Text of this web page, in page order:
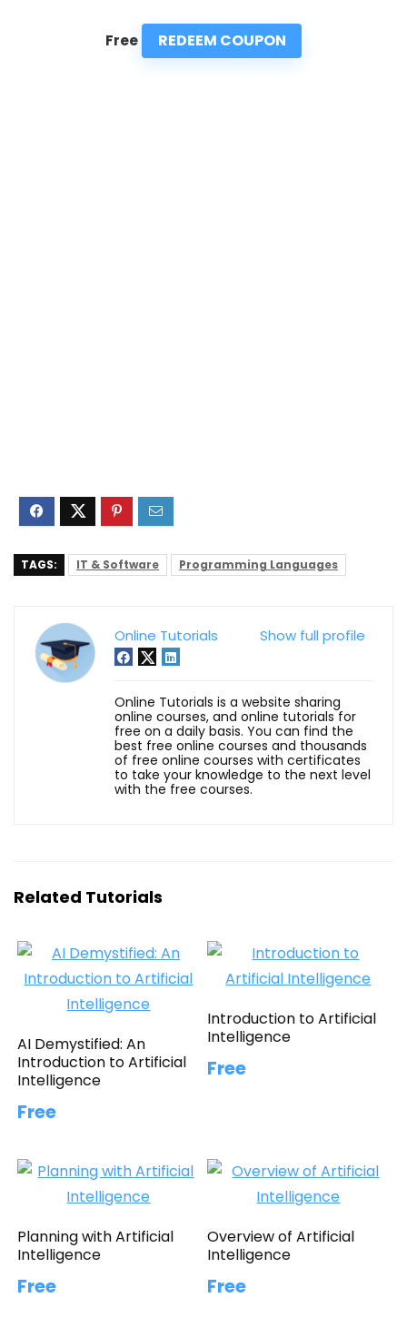
Free REDEEM COUPON
TAGS: IT & Software Programming Languages
Show full profile
Online Tutorials
Online Tutorials is a website sharing
online courses, and online tutorials for
free on a daily basis. You can find the
best free online courses and thousands
of free online courses with certificates
to take your knowledge to the next level
with the free courses.
Related Tutorials
AI Demystified: An
Introduction to Artificial
Intelligence
Free
Introduction to Artificial
Intelligence
Free
Planning with Artificial
Intelligence
Free
Overview of Artificial
Intelligence
Free